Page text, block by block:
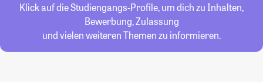
Klick auf die Studiengangs-Profile, um dich zu Inhalten,
Bewerbung, Zulassung
und vielen weiteren Themen zu informieren.